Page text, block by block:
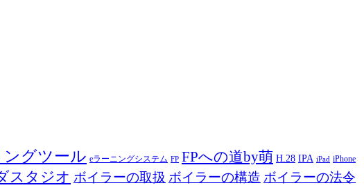
グツール eラーニングシステム FP FPへの道by萌 H.28 IPA iPad iPhone
スタジオ ボイラーの取扱 ボイラーの構造 ボイラーの法令